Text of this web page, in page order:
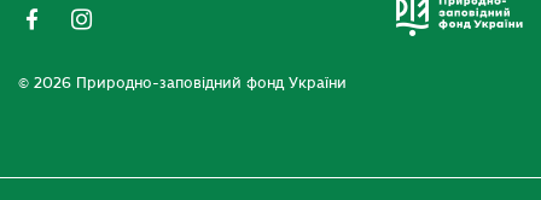
© 2026 Природно-заповідний фонд України